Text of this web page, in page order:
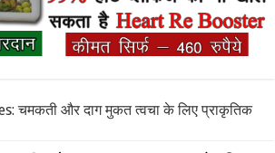
चमकती और दाग मुकत त्वचा के लिए प्राकृतिक